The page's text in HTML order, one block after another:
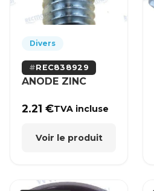
Divers
REC838929
ANODE ZINC
2.21€TVA incluse
Voir le produit